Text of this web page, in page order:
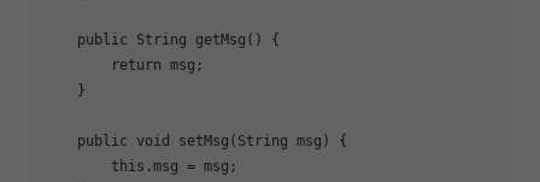
public String getMsg ()
{
return msg;
    }
public void setMsg (String msg)
{
this .msg = msg;